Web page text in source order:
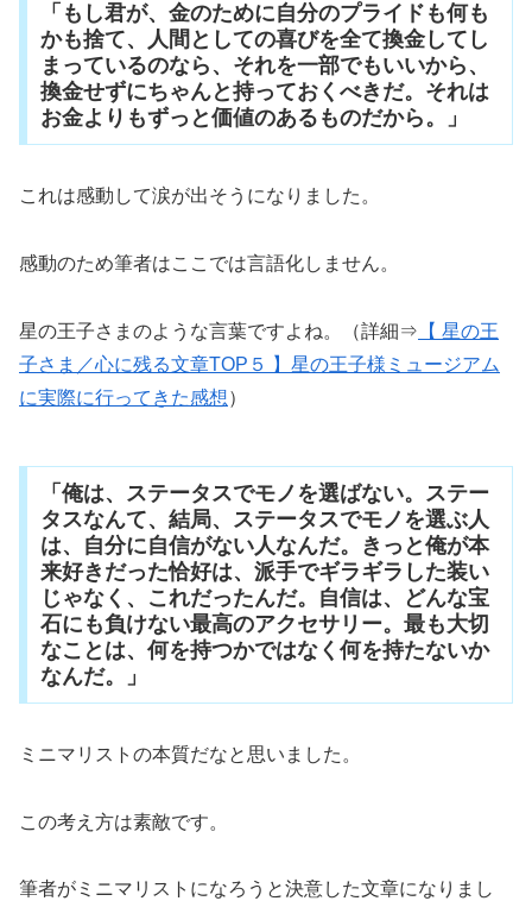
「もし君が、金のために自分のプライドも何も
かも捨て、人間としての喜びを全て換金してし
まっているのなら、それを一部でもいいから、
換金せずにちゃんと持っておくべきだ。それは
お金よりもずっと価値のあるものだから。」
これは感動して涙が出そうになりました。
感動のため筆者はここでは言語化しません。
星の王子さまのような言葉ですよね。（詳細⇒ 【 星の王
子さま／心に残る文章TOP５ 】星の王子様ミュージアム
に実際に行ってきた感想）
「俺は、ステータスでモノを選ばない。ステー
タスなんて、結局、ステータスでモノを選ぶ人
は、自分に自信がない人なんだ。きっと俺が本
来好きだった恰好は、派手でギラギラした装い
じゃなく、これだったんだ。自信は、どんな宝
石にも負けない最高のアクセサリー。最も大切
なことは、何を持つかではなく何を持たないか
なんだ。」
ミニマリストの本質だなと思いました。
この考え方は素敵です。
筆者がミニマリストになろうと決意した文章になりまし